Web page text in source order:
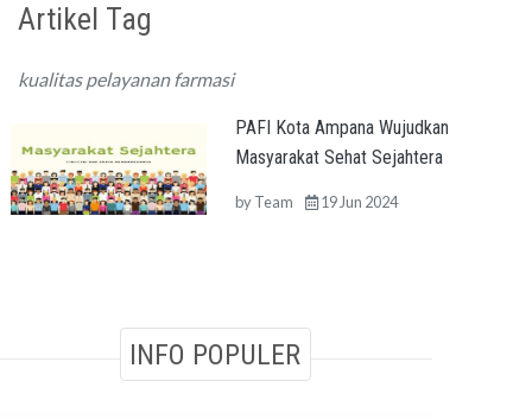
Artikel Tag
kualitas pelayanan farmasi
PAFI Kota Ampana Wujudkan
Masyarakat Sehat Sejahtera
byTeam 19 Jun 2024
INFO POPULER